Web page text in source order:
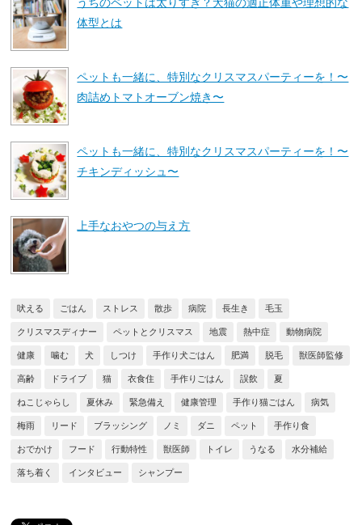
体型とは
ペットも一緒に、特別なクリスマスパーティーを！〜
肉詰めトマトオーブン焼き〜
ペットも一緒に、特別なクリスマスパーティーを！〜
チキンディッシュ〜
上手なおやつの与え方
吠える ごはん ストレス 散歩 病院 長生き 毛玉
クリスマスディナー ペットとクリスマス 地震 熱中症 動物病院
健康 噛む 犬 しつけ 手作り犬ごはん 肥満 脱毛 獣医師監修
高齢 ドライブ 猫 衣食住 手作りごはん 誤飲 夏
ねこじゃらし 夏休み 緊急備え 健康管理 手作り猫ごはん 病気
梅雨 リード ブラッシング ノミ ダニ ペット 手作り食
おでかけ フード 行動特性 獣医師 トイレ うなる 水分補給
落ち着く インタビュー シャンプー